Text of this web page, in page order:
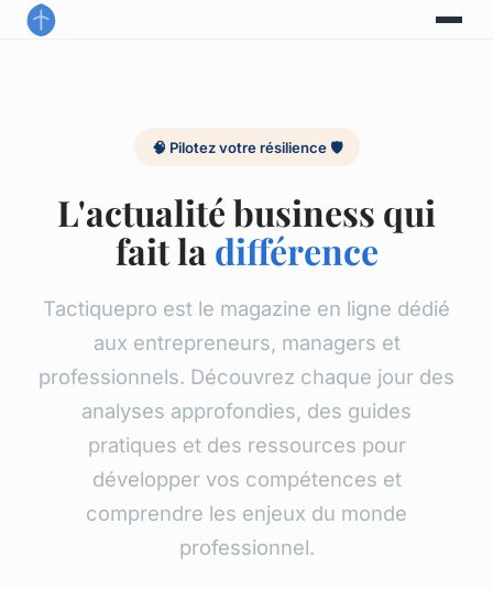
🧠 Pilotez votre résilience 🛡️
L'actualité business qui
fait ladifférence
Tactiquepro est le magazine en ligne dédié
aux entrepreneurs, managers et
professionnels. Découvrez chaque jour des
analyses approfondies, des guides
pratiques et des ressources pour
développer vos compétences et
comprendre les enjeux du monde
professionnel.